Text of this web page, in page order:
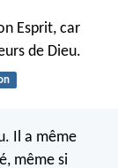
Esprit, car
de Dieu.
Il a même
même si